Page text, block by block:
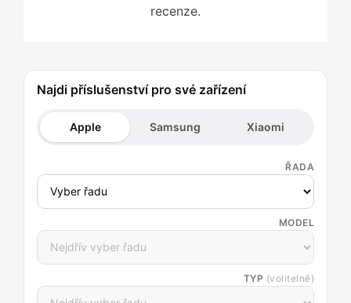
recenze.
Najdi příslušenství pro své zařízení
Apple Samsung Xiaomi
ŘADA
MODEL
TYP (volitelně)